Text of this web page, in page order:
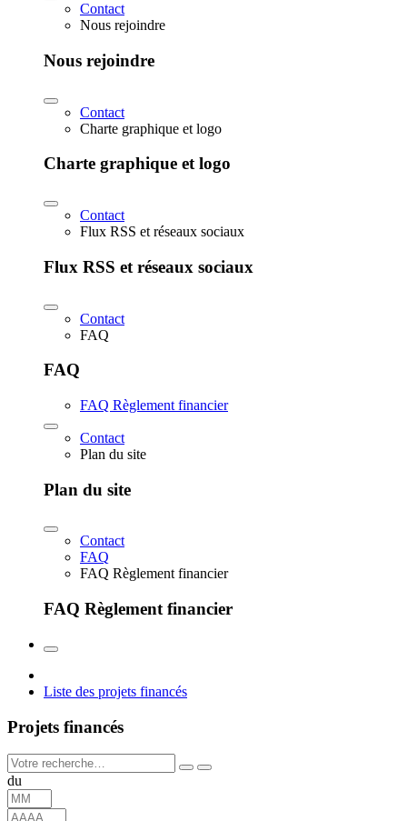
Contact
Nous rejoindre
Nous rejoindre
Contact
Charte graphique et logo
Charte graphique et logo
Contact
Flux RSS et réseaux sociaux
Flux RSS et réseaux sociaux
Contact
FAQ
FAQ
FAQ Règlement financier
Contact
Plan du site
Plan du site
Contact
FAQ
FAQ Règlement financier
FAQ Règlement financier
Liste des projets financés
Projets financés
du